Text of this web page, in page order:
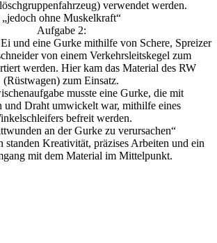
verwendet werden.
„jedoch ohne Muskelkraft“
Aufgabe 2:
und eine Gurke mithilfe von Schere, Spreizer
von einem Verkehrsleitskegel zum
werden. Hier kam das Material des RW
(Rüstwagen) zum Einsatz.
musste eine Gurke, die mit
und Draht umwickelt war, mithilfe eines
befreit werden.
an der Gurke zu verursachen“
standen Kreativität, präzises Arbeiten und ein
mit dem Material im Mittelpunkt.